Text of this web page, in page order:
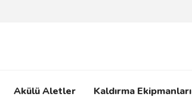
Akülü Aletler Kaldırma Ekipmanları